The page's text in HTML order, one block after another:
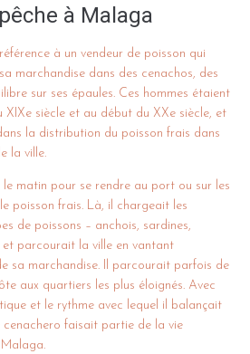
à Malaga
à un vendeur de poisson qui
marchandise dans des cenachos, des
sur ses épaules. Ces hommes étaient
siècle et au début du XXe siècle, et
la distribution du poisson frais dans
la ville.
matin pour se rendre au port ou sur les
poisson frais. Là, il chargeait les
de poissons – anchois, sardines,
et parcourait la ville en vantant
sa marchandise. Il parcourait parfois de
aux quartiers les plus éloignés. Avec
et le rythme avec lequel il balançait
cenachero faisait partie de la vie